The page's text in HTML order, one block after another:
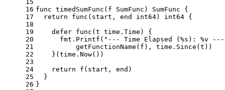
15
16
17
18
19
20
21
22
23
24
25
26
func timedSumFunc (f SumFunc)
SumFunc {
return
func (start, end int64) int64 {
defer func (t time.Time)
{
      fmt.Printf(
"--- Time Elapsed (%s): %v
          getFunctionName(f), time.Since(t))
    }(time.Now())
return f(start, end)
  }
}